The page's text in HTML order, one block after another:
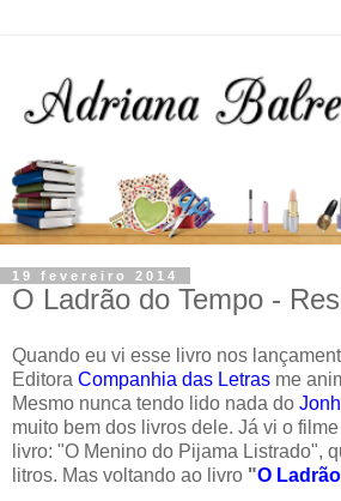
19 fevereiro 2014
O Ladrão do Tempo -
Quando eu vi esse livro nos
Editora Companhia das Letras me
Mesmo nunca tendo lido nada do
muito bem dos livros dele. Já vi o
livro: "O Menino do Pijama Listrado",
litros. Mas voltando ao livro "O